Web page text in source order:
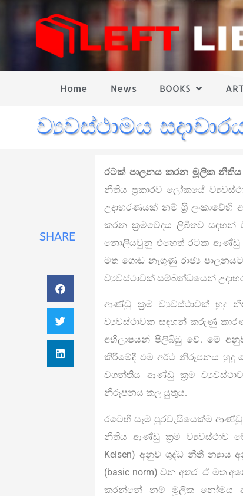
Home News BOOKS
ව්‍යවස්ථාමය
SHARE
රටක් පාලනය කරන මූලික නීතිය
නීතිය ප‍්‍රකාරව ලෝකයේ
උදාහරණයක් නම් ශ‍්‍රි ලංකාවේහි
කරන ක‍්‍රමවේදය ලිඛිතව
නොලියවුනු එහෙත් රටක ආණ්ඩු
මත ගොඩ නැගුණු රාජ්‍ය
ව්‍යවස්ථාවක් සම්බන්ධයෙන්
ආණ්ඩු ක‍්‍රම ව්‍යවස්ථාවක් හුදු
ව්‍යවස්ථාවක සඳහන් කරුණු
අභිලාෂයන් පිලිබිඹු වේ. මේ
කිරිමේදී එම අර්ථ නිරූපනය
වගන්තිය ආණ්ඩු ක‍්‍රම
නිරූපනය කල යුතුය.
රටෙහි සෑම පුරවැසියෙක්ම ආණ්ඩු
නීතිය ආණ්ඩු ක‍්‍රම ව්‍යවස්ථාව
Kelsen) අනුව ශුද්ධ නීති
(basic norm) වන අතර ඒ මත
කරන්නේ නම් මූලික නෝමය